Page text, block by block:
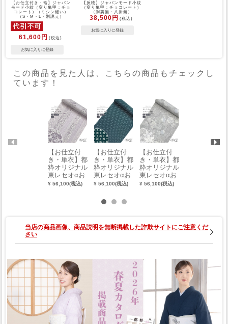
【お仕立付き・袷】ジャパン
モード小紋（変り亀甲：チョ
コレート）（ミシン縫い）
（S・M・L・別誂え）
61,600円 (税込)
【反物】ジャパンモード小紋
（変り亀甲：チョコレート）
（胴裏無・八掛無）
38,500円 (税込)
この商品を見た人は、こちらの商品もチェックし
ています！
【お仕立付
き・単衣】都
粋オリジナル
東レセオαお
めかし小紋
¥ 56,100(税込)
【お仕立付
き・単衣】都
粋オリジナル
東レセオαお
めかし小紋
色）（手縫
い）（別誂
¥ 56,100(税込)
【お仕立付
き・単衣】都
粋オリジナル
東レセオαお
めかし小紋
¥ 56,100(税込)
当店の商品画像、商品説明を無断掲載した詐欺サイトにご注意くだ
さい